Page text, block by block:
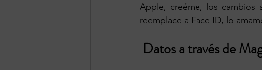
Apple, creéme, los cambios
reemplace a Face ID, lo
Datos a través de